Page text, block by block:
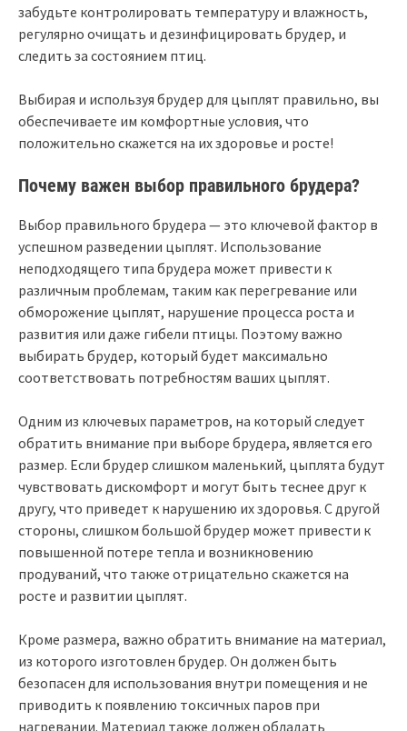
забудьте контролировать температуру и влажность,
регулярно очищать и дезинфицировать брудер, и
следить за состоянием птиц.
Выбирая и используя брудер для цыплят правильно, вы
обеспечиваете им комфортные условия, что
положительно скажется на их здоровье и росте!
Почему важен выбор правильного брудера?
Выбор правильного брудера — это ключевой фактор в
успешном разведении цыплят. Использование
неподходящего типа брудера может привести к
различным проблемам, таким как перегревание или
обморожение цыплят, нарушение процесса роста и
развития или даже гибели птицы. Поэтому важно
выбирать брудер, который будет максимально
соответствовать потребностям ваших цыплят.
Одним из ключевых параметров, на который следует
обратить внимание при выборе брудера, является его
размер. Если брудер слишком маленький, цыплята будут
чувствовать дискомфорт и могут быть теснее друг к
другу, что приведет к нарушению их здоровья. С другой
стороны, слишком большой брудер может привести к
повышенной потере тепла и возникновению
продуваний, что также отрицательно скажется на
росте и развитии цыплят.
Кроме размера, важно обратить внимание на материал,
из которого изготовлен брудер. Он должен быть
безопасен для использования внутри помещения и не
приводить к появлению токсичных паров при
нагревании. Материал также должен обладать